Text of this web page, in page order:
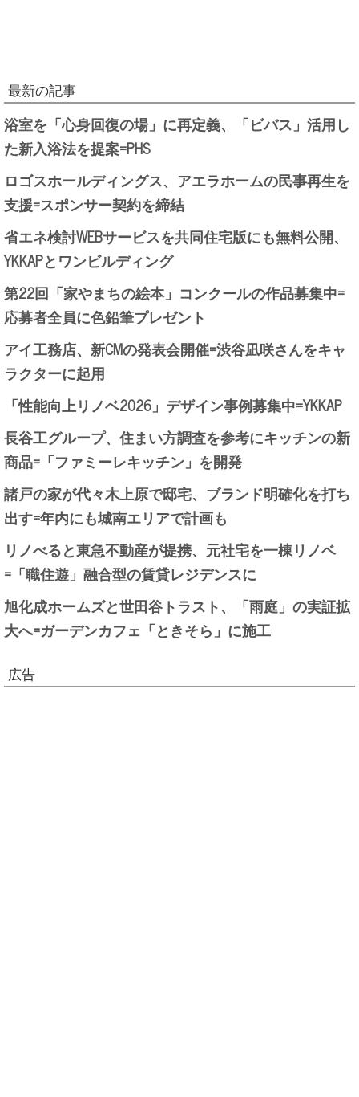
最新の記事
浴室を「心身回復の場」に再定義、「ビバス」活用し
た新入浴法を提案=PHS
ロゴスホールディングス、アエラホームの民事再生を
支援=スポンサー契約を締結
省エネ検討WEBサービスを共同住宅版にも無料公開、
YKKAPとワンビルディング
第22回「家やまちの絵本」コンクールの作品募集中=
応募者全員に色鉛筆プレゼント
アイ工務店、新CMの発表会開催=渋谷凪咲さんをキャ
ラクターに起用
「性能向上リノベ2026」デザイン事例募集中=YKKAP
長谷工グループ、住まい方調査を参考にキッチンの新
商品=「ファミーレキッチン」を開発
諸戸の家が代々木上原で邸宅、ブランド明確化を打ち
出す=年内にも城南エリアで計画も
リノべると東急不動産が提携、元社宅を一棟リノベ
=「職住遊」融合型の賃貸レジデンスに
旭化成ホームズと世田谷トラスト、「雨庭」の実証拡
大へ=ガーデンカフェ「ときそら」に施工
広告